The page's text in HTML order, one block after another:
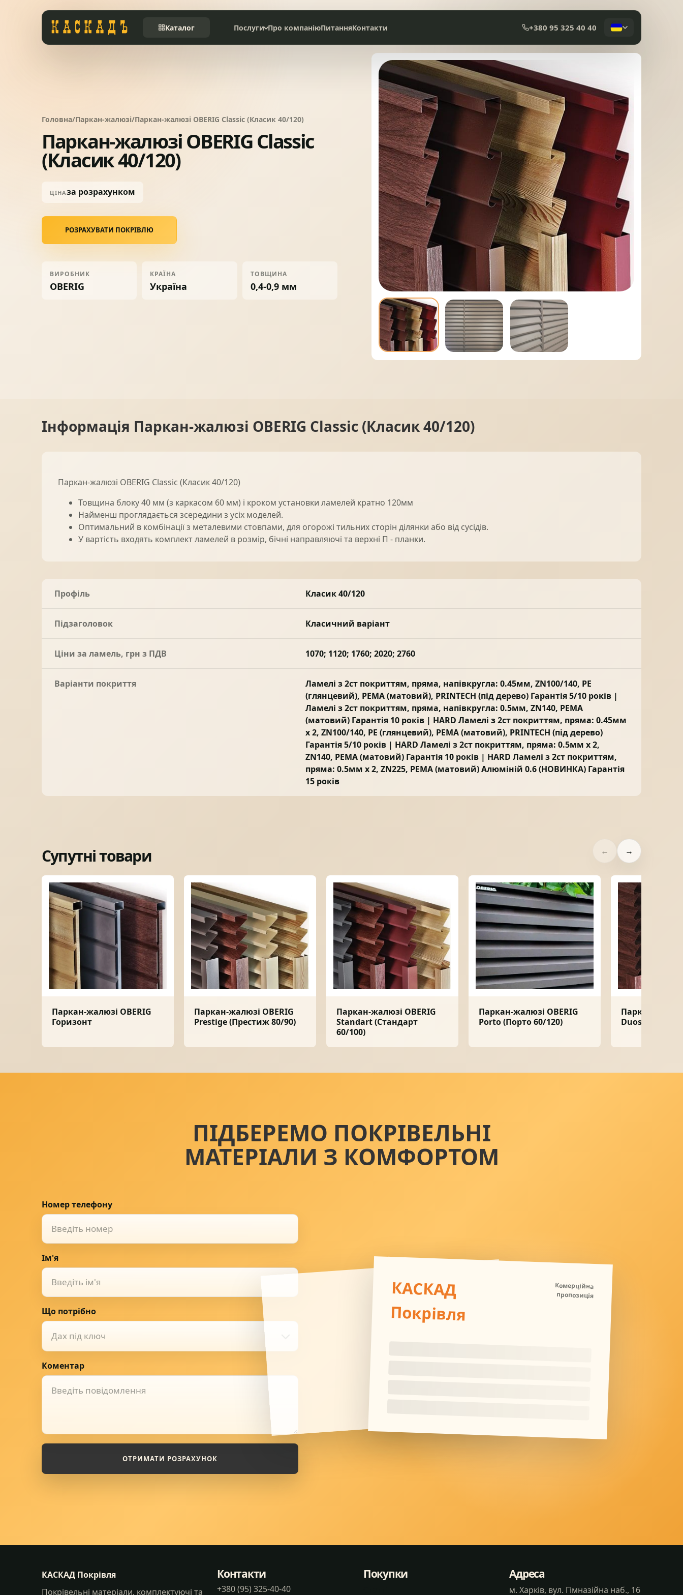
Каталог Послуги Про компаніюПитанняКонтакти +380 95 325 40 40
03 Заборы
Системи водовідведення
07 Солнце защита
СЛАНЦЕВА ПОКРІВЛЯ КОМПОЗИТНА ЧЕРЕПИЦЯ
МЕТАЛОЧЕРЕПИЦЯ МЕМБРАННА ПОКРІВЛЯ
ФАЛЬЦЕВА ПОКРІВЛЯ МІДНА ПОКРІВЛЯ
ПІДШИВИ
Головна/Паркан-жалюзі/Паркан-жалюзі OBERIG Classic (Класик 40/120)
Паркан-жалюзі OBERIG Classic
(Класик 40/120)
ЦІНАза розрахунком
РОЗРАХУВАТИ ПОКРІВЛЮ
ВИРОБНИК
OBERIG
КРАЇНА
Україна
ТОВЩИНА
0,4-0,9 мм
Інформація Паркан-жалюзі OBERIG Classic (Класик 40/120)
Паркан-жалюзі OBERIG Classic (Класик 40/120)
Товщина блоку 40 мм (з каркасом 60 мм) і кроком установки ламелей кратно 120мм
Найменш проглядається зсередини з усіх моделей.
Оптимальний в комбінації з металевими стовпами, для огорожі тильних сторін ділянки або від сусідів.
У вартість входять комплект ламелей в розмір, бічні направляючі та верхні П - планки.
Профіль Класик 40/120
Підзаголовок Класичний варіант
Ціни за ламель, грн з ПДВ 1070; 1120; 1760; 2020; 2760
Варіанти покриття
Ламелі з 2ст покриттям, пряма, напівкругла: 0.45мм, ZN100/140, PE
(глянцевий), PEMA (матовий), PRINTECH (під дерево) Гарантія 5/10 років |
Ламелі з 2ст покриттям, пряма, напівкругла: 0.5мм, ZN140, PEMA
(матовий) Гарантія 10 років | HARD Ламелі з 2ст покриттям, пряма: 0.45мм
x 2, ZN100/140, PE (глянцевий), PEMA (матовий), PRINTECH (під дерево)
Гарантія 5/10 років | HARD Ламелі з 2ст покриттям, пряма: 0.5мм x 2,
ZN140, PEMA (матовий) Гарантія 10 років | HARD Ламелі з 2ст покриттям,
пряма: 0.5мм x 2, ZN225, PEMA (матовий) Алюміній 0.6 (НОВИНКА) Гарантія
15 років
Супутні товари ← →
Паркан-жалюзі OBERIG
Горизонт
Паркан-жалюзі OBERIG
Prestige (Престиж 80/90)
Паркан-жалюзі OBERIG
Standart (Стандарт
60/100)
Паркан-жалюзі OBERIG
Porto (Порто 60/120)
Паркан-
Duos (Duos XL)
ПІДБЕРЕМО ПОКРІВЕЛЬНІ
МАТЕРІАЛИ З КОМФОРТОМ
Номер телефону
Ім'я
Що потрібно
Дах під ключ
Коментар
ОТРИМАТИ РОЗРАХУНОК
КАСКАД
Покрівля
Комерційна
пропозиція
КАСКАД Покрівля
Покрівельні матеріали, комплектуючі та
Контакти
+380 (95) 325-40-40
Покупки Адреса
м. Харків, вул. Гімназійна наб., 16